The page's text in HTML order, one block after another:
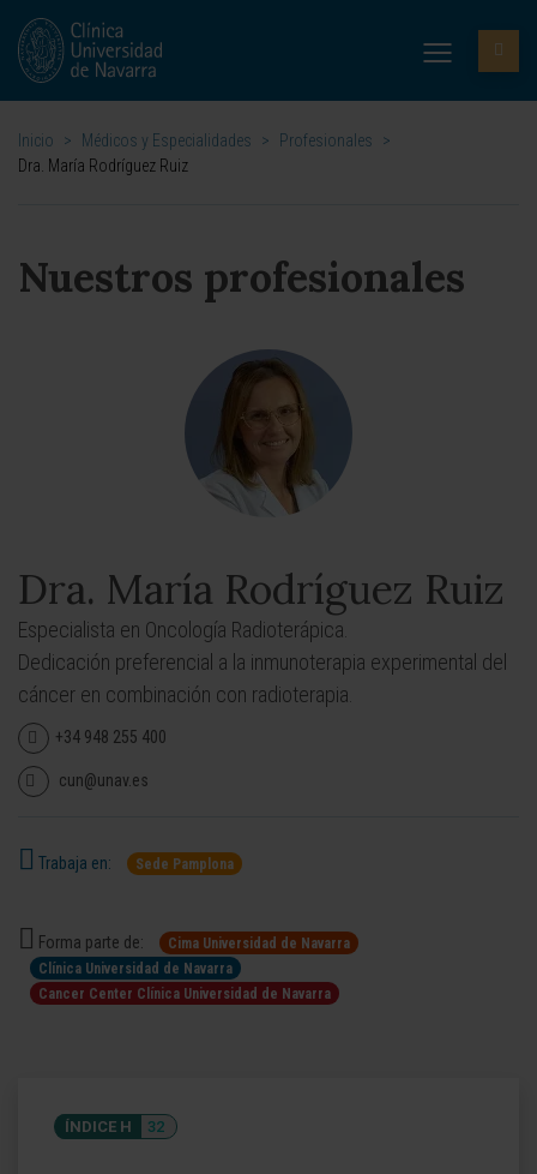
Inicio > Médicos y Especialidades > Profesionales
>
Dra. María Rodríguez Ruiz
Nuestros profesionales
Dra. María Rodríguez Ruiz
Especialista en Oncología Radioterápica.
Dedicación preferencial a la inmunoterapia experimental del
cáncer en combinación con radioterapia.
+34 948 255 400
cun@unav.es
Trabaja en: Sede Pamplona
Forma parte de:
Cima Universidad de Navarra
Clínica Universidad de Navarra
Cancer Center Clínica Universidad de Navarra
ÍNDICE H 32